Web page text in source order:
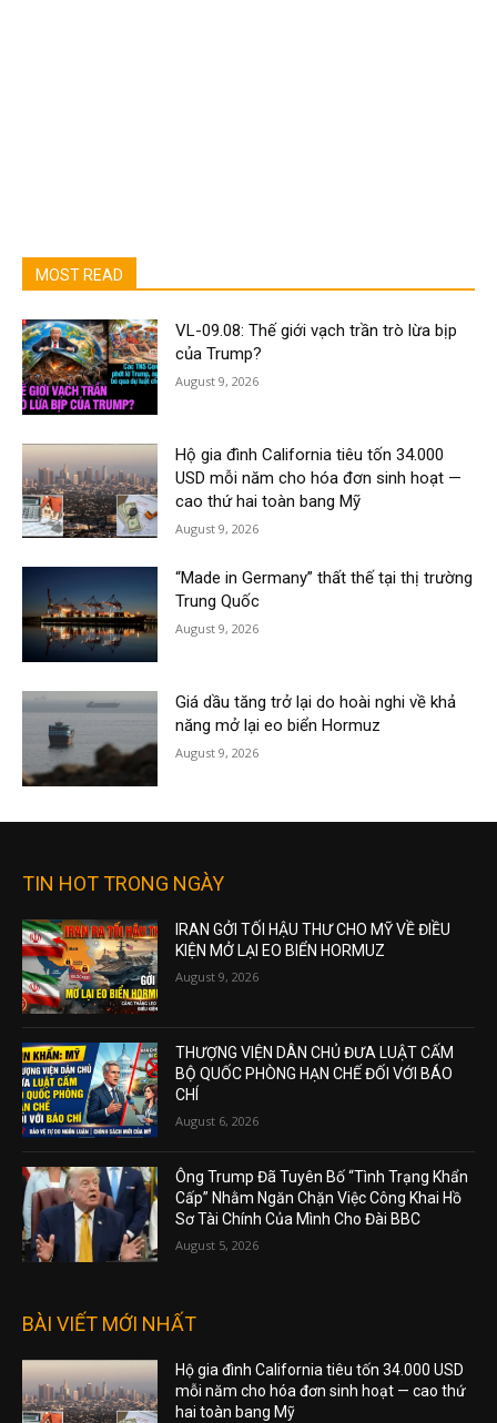
MOST READ
VL-09.08: Thế giới vạch trần trò lừa bịp
của Trump?
August 9, 2026
Hộ gia đình California tiêu tốn 34.000
USD mỗi năm cho hóa đơn sinh hoạt —
cao thứ hai toàn bang Mỹ
August 9, 2026
“Made in Germany” thất thế tại thị trường
Trung Quốc
August 9, 2026
Giá dầu tăng trở lại do hoài nghi về khả
năng mở lại eo biển Hormuz
August 9, 2026
TIN HOT TRONG NGÀY
IRAN GỞI TỐI HẬU THƯ CHO MỸ VỀ ĐIỀU
KIỆN MỞ LẠI EO BIỂN HORMUZ
August 9, 2026
THƯỢNG VIỆN DÂN CHỦ ĐƯA LUẬT CẤM
BỘ QUỐC PHÒNG HẠN CHẾ ĐỐI VỚI BÁO
CHÍ
August 6, 2026
Ông Trump Đã Tuyên Bố “Tình Trạng Khẩn
Cấp” Nhằm Ngăn Chặn Việc Công Khai Hồ
Sơ Tài Chính Của Mình Cho Đài BBC
August 5, 2026
BÀI VIẾT MỚI NHẤT
Hộ gia đình California tiêu tốn 34.000 USD
mỗi năm cho hóa đơn sinh hoạt — cao thứ
hai toàn bang Mỹ